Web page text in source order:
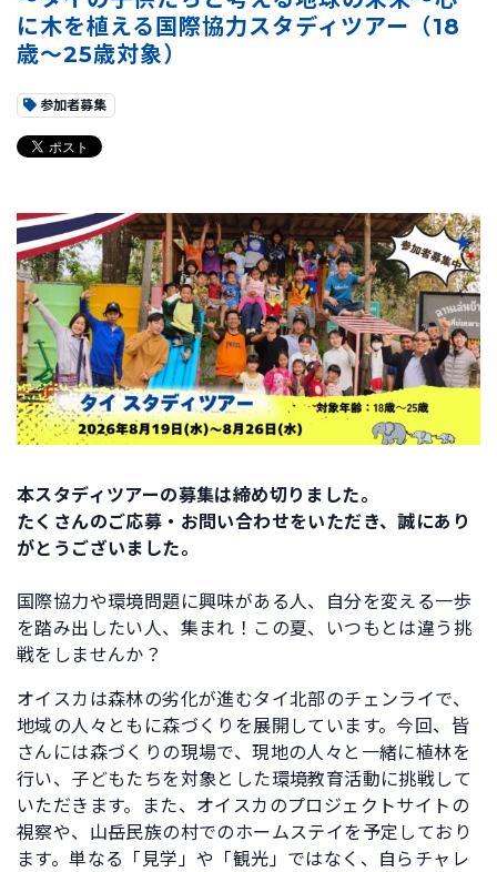
に木を植える国際協力スタディツアー（18
歳～25歳対象）
参加者募集
本スタディツアーの募集は締め切りました。
たくさんのご応募・お問い合わせをいただき、誠にあり
がとうございました。
国際協力や環境問題に興味がある人、自分を変える一歩
を踏み出したい人、集まれ！この夏、いつもとは違う挑
戦をしませんか？
オイスカは森林の劣化が進むタイ北部のチェンライで、
地域の人々ともに森づくりを展開しています。今回、皆
さんには森づくりの現場で、現地の人々と一緒に植林を
行い、子どもたちを対象とした環境教育活動に挑戦して
いただきます。また、オイスカのプロジェクトサイトの
視察や、山岳民族の村でのホームステイを予定しており
ます。単なる「見学」や「観光」ではなく、自らチャレ